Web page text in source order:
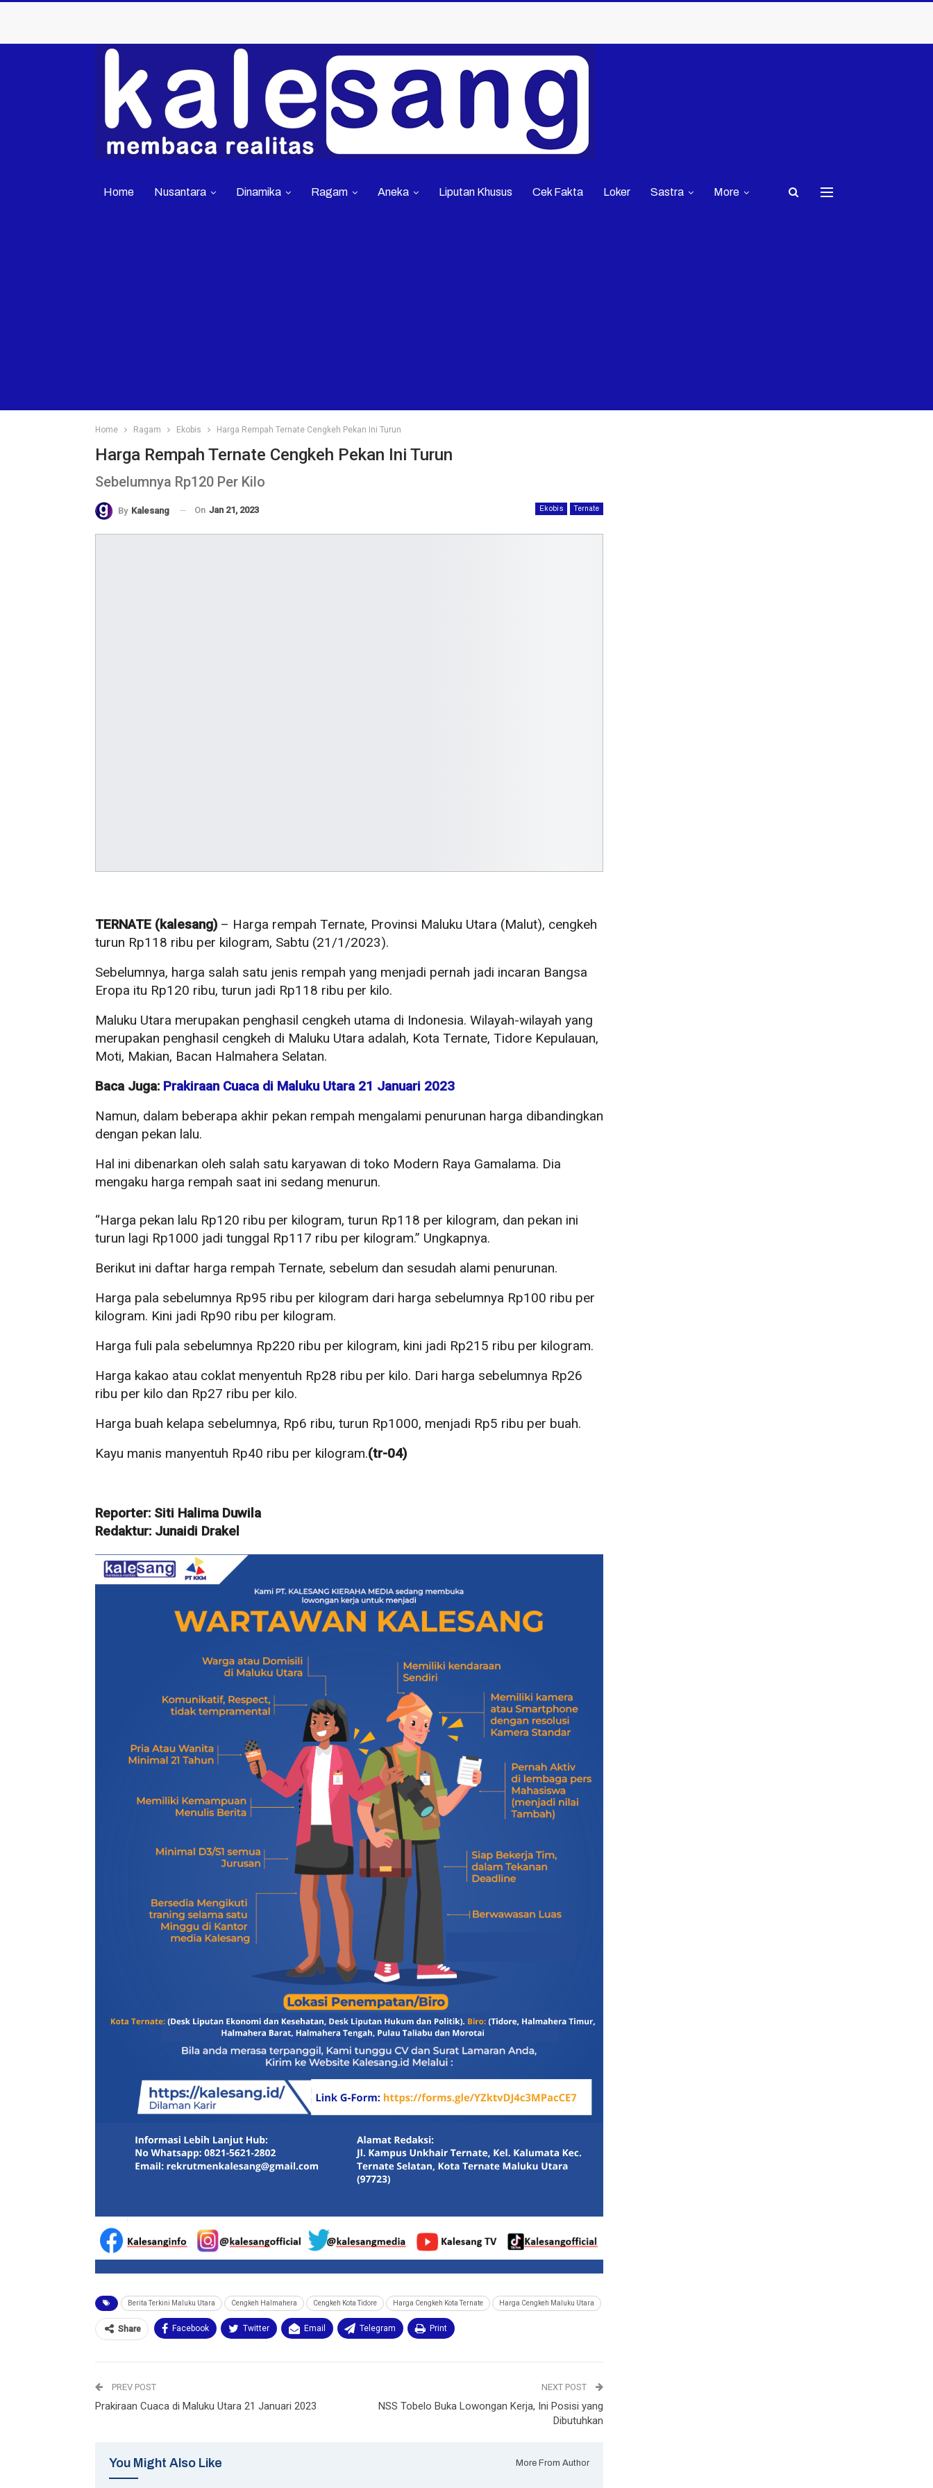
Home Nusantara Dinamika Ragam Aneka Liputan Khusus Cek Fakta Loker Sastra More
Home Ragam Ekobis Harga Rempah Ternate Cengkeh Pekan Ini Turun
Harga Rempah Ternate Cengkeh Pekan Ini Turun
Sebelumnya Rp120 Per Kilo
Ekobis Ternate
By Kalesang On Jan 21, 2023
TERNATE (kalesang) – Harga rempah Ternate, Provinsi Maluku Utara (Malut), cengkeh
turun Rp118 ribu per kilogram, Sabtu (21/1/2023).
Sebelumnya, harga salah satu jenis rempah yang menjadi pernah jadi incaran Bangsa
Eropa itu Rp120 ribu, turun jadi Rp118 ribu per kilo.
Maluku Utara merupakan penghasil cengkeh utama di Indonesia. Wilayah-wilayah yang
merupakan penghasil cengkeh di Maluku Utara adalah, Kota Ternate, Tidore Kepulauan,
Moti, Makian, Bacan Halmahera Selatan.
Baca Juga: Prakiraan Cuaca di Maluku Utara 21 Januari 2023
Namun, dalam beberapa akhir pekan rempah mengalami penurunan harga dibandingkan
dengan pekan lalu.
Hal ini dibenarkan oleh salah satu karyawan di toko Modern Raya Gamalama. Dia
mengaku harga rempah saat ini sedang menurun.
“Harga pekan lalu Rp120 ribu per kilogram, turun Rp118 per kilogram, dan pekan ini
turun lagi Rp1000 jadi tunggal Rp117 ribu per kilogram.” Ungkapnya.
Berikut ini daftar harga rempah Ternate, sebelum dan sesudah alami penurunan.
Harga pala sebelumnya Rp95 ribu per kilogram dari harga sebelumnya Rp100 ribu per
kilogram. Kini jadi Rp90 ribu per kilogram.
Harga fuli pala sebelumnya Rp220 ribu per kilogram, kini jadi Rp215 ribu per kilogram.
Harga kakao atau coklat menyentuh Rp28 ribu per kilo. Dari harga sebelumnya Rp26
ribu per kilo dan Rp27 ribu per kilo.
Harga buah kelapa sebelumnya, Rp6 ribu, turun Rp1000, menjadi Rp5 ribu per buah.
Kayu manis manyentuh Rp40 ribu per kilogram.(tr-04)
Reporter: Siti Halima Duwila
Redaktur: Junaidi Drakel
Berita Terkini Maluku Utara Cengkeh Halmahera Cengkeh Kota Tidore Harga Cengkeh Kota Ternate Harga Cengkeh Maluku Utara
Share Facebook Twitter Email Telegram Print
PREV POST
Prakiraan Cuaca di Maluku Utara 21 Januari 2023
NEXT POST
NSS Tobelo Buka Lowongan Kerja, Ini Posisi yang
Dibutuhkan
You Might Also Like More From Author